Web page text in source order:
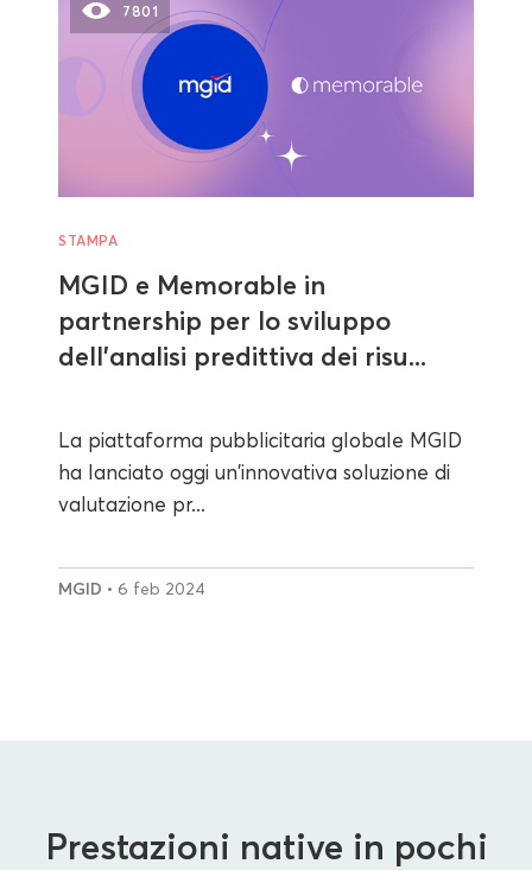
7801
STAMPA
MGID e Memorable in
partnership per lo sviluppo
dell'analisi predittiva dei risu...
La piattaforma pubblicitaria globale MGID
ha lanciato oggi un'innovativa soluzione di
valutazione pr...
MGID • 6 feb 2024
Prestazioni native in pochi